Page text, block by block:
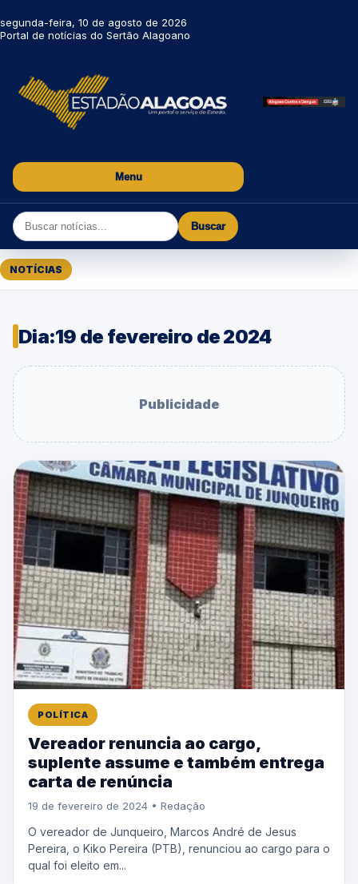
segunda-feira, 10 de agosto de 2026
Portal de notícias do Sertão Alagoano
Menu
Buscar
NOTÍCIAS
Dia:19 de fevereiro de 2024
Publicidade
POLÍTICA
Vereador renuncia ao cargo,
suplente assume e também entrega
carta de renúncia
19 de fevereiro de 2024 • Redação
O vereador de Junqueiro, Marcos André de Jesus
Pereira, o Kiko Pereira (PTB), renunciou ao cargo para o
qual foi eleito em...